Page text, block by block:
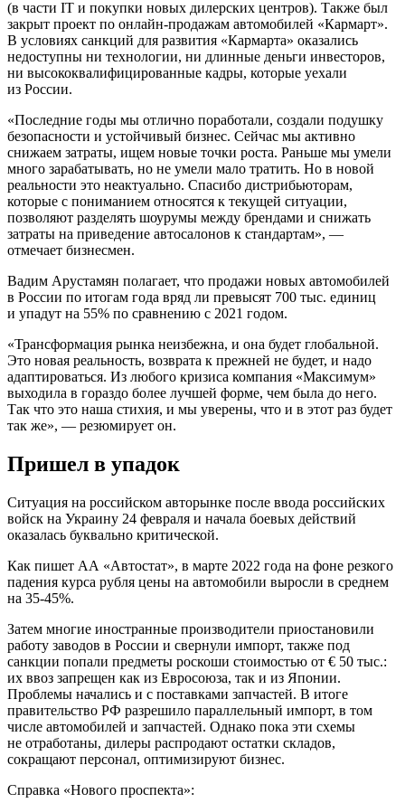
(в части IT и покупки новых дилерских центров). Также был
закрыт проект по онлайн-продажам автомобилей «Кармарт».
В условиях санкций для развития «Кармарта» оказались
недоступны ни технологии, ни длинные деньги инвесторов,
ни высококвалифицированные кадры, которые уехали
из России.
«Последние годы мы отлично поработали, создали подушку
безопасности и устойчивый бизнес. Сейчас мы активно
снижаем затраты, ищем новые точки роста. Раньше мы умели
много зарабатывать, но не умели мало тратить. Но в новой
реальности это неактуально. Спасибо дистрибьюторам,
которые с пониманием относятся к текущей ситуации,
позволяют разделять шоурумы между брендами и снижать
затраты на приведение автосалонов к стандартам», —
отмечает бизнесмен.
Вадим Арустамян полагает, что продажи новых автомобилей
в России по итогам года вряд ли превысят 700 тыс. единиц
и упадут на 55% по сравнению с 2021 годом.
«Трансформация рынка неизбежна, и она будет глобальной.
Это новая реальность, возврата к прежней не будет, и надо
адаптироваться. Из любого кризиса компания «Максимум»
выходила в гораздо более лучшей форме, чем была до него.
Так что это наша стихия, и мы уверены, что и в этот раз будет
так же», — резюмирует он.
Пришел в упадок
Ситуация на российском авторынке после ввода российских
войск на Украину 24 февраля и начала боевых действий
оказалась буквально критической.
Как пишет АА «Автостат», в марте 2022 года на фоне резкого
падения курса рубля цены на автомобили выросли в среднем
на 35-45%.
Затем многие иностранные производители приостановили
работу заводов в России и свернули импорт, также под
санкции попали предметы роскоши стоимостью от € 50 тыс.:
их ввоз запрещен как из Евросоюза, так и из Японии.
Проблемы начались и с поставками запчастей. В итоге
правительство РФ разрешило параллельный импорт, в том
числе автомобилей и запчастей. Однако пока эти схемы
не отработаны, дилеры распродают остатки складов,
сокращают персонал, оптимизируют бизнес.
Справка «Нового проспекта»: